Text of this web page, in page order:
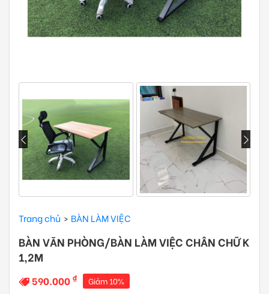
Trang chủ BÀN LÀM VIỆC
BÀN VĂN PHÒNG/BÀN LÀM VIỆC CHÂN CHỮ K
1,2M
590.000 ₫ Giảm 10%